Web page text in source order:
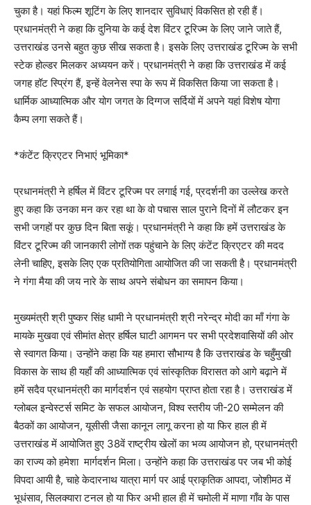
चुका है। यहां फिल्म शूटिंग के लिए शानदार सुविधाएं विकसित हो रही हैं।
प्रधानमंत्री ने कहा कि दुनिया के कई देश विंटर टूरिज्म के लिए जाने जाते हैं,
उत्तराखंड उनसे बहुत कुछ सीख सकता है। इसके लिए उत्तराखंड टूरिज्म के सभी
स्टेक होल्डर मिलकर अध्ययन करें। प्रधानमंत्री ने कहा कि उत्तराखंड में कई
जगह हॉट स्प्रिंग हैं, इन्हें वेलनेस स्पा के रूप में विकसित किया जा सकता है।
धार्मिक आध्यात्मिक और योग जगत के दिग्गज सर्दियों में अपने यहां विशेष योगा
कैम्प लगा सकते हैं।
*कंटेंट क्रिएटर निभाएं भूमिका*
प्रधानमंत्री ने हर्षिल में विंटर टूरिज्म पर लगाई गई, प्रदर्शनी का उल्लेख करते
हुए कहा कि उनका मन कर रहा था के वो पचास साल पुराने दिनों में लौटकर इन
सभी जगहों पर कुछ दिन बिता सकूं। प्रधानमंत्री ने कहा कि हमें उत्तराखंड के
विंटर टूरिज्म की जानकारी लोगों तक पहुंचाने के लिए कंटेंट क्रिएटर की मदद
लेनी चाहिए, इसके लिए एक प्रतियोगिता आयोजित की जा सकती है। प्रधानमंत्री
ने गंगा मैया की जय नारे के साथ अपने संबोधन का समापन किया।
मुख्यमंत्री श्री पुष्कर सिंह धामी ने प्रधानमंत्री श्री नरेन्द्र मोदी का माँ गंगा के
मायके मुखवा एवं सीमांत क्षेत्र हर्षिल घाटी आगमन पर सभी प्रदेशवासियों की ओर
से स्वागत किया। उन्होंने कहा कि यह हमारा सौभाग्य है कि उत्तराखंड के चहुँमुखी
विकास के साथ ही यहाँ की आध्यात्मिक एवं सांस्कृतिक विरासत को आगे बढ़ाने में
हमें सदैव प्रधानमंत्री का मार्गदर्शन एवं सहयोग प्राप्त होता रहा है। उत्तराखंड में
ग्लोबल इन्वेस्टर्स समिट के सफल आयोजन, विश्व स्तरीय जी-20 सम्मेलन की
बैठकों का आयोजन, यूसीसी जैसा कानून लागू करना हो या फिर हाल ही में
उत्तराखंड में आयोजित हुए 38वें राष्ट्रीय खेलों का भव्य आयोजन हो, प्रधानमंत्री
का राज्य को हमेशा मार्गदर्शन मिला। उन्होंने कहा कि उत्तराखंड पर जब भी कोई
विपदा आयी है, चाहे केदारनाथ यात्रा मार्ग पर आई प्राकृतिक आपदा, जोशीमठ में
भूधंसाव, सिलक्यारा टनल हो या फिर अभी हाल ही में चमोली में माणा गाँव के पास